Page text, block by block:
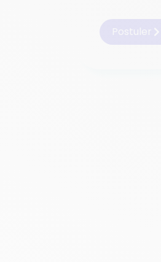
Postuler